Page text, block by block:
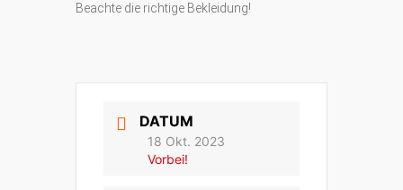
Beachte die richtige Bekleidung!
DATUM
18 Okt. 2023
Vorbei!